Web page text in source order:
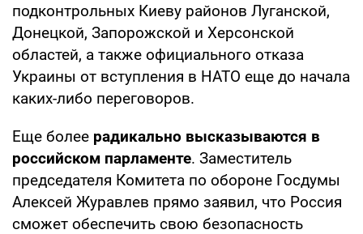
подконтрольных Киеву районов Луганской,
Донецкой, Запорожской и Херсонской
областей, а также официального отказа
Украины от вступления в НАТО еще до начала
каких-либо переговоров.
Еще более радикально высказываются в
российском парламенте. Заместитель
председателя Комитета по обороне Госдумы
Алексей Журавлев прямо заявил, что Россия
сможет обеспечить свою безопасность